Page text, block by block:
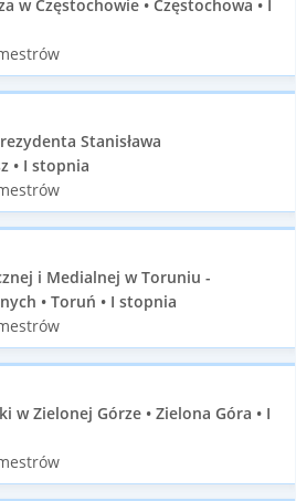
w Częstochowie • Częstochowa • I
Stanisława
• I stopnia
i Medialnej w Toruniu -
• Toruń • I stopnia
w Zielonej Górze • Zielona Góra • I